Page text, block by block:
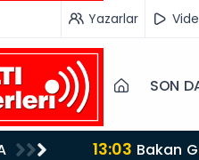
Yazarlar
SON